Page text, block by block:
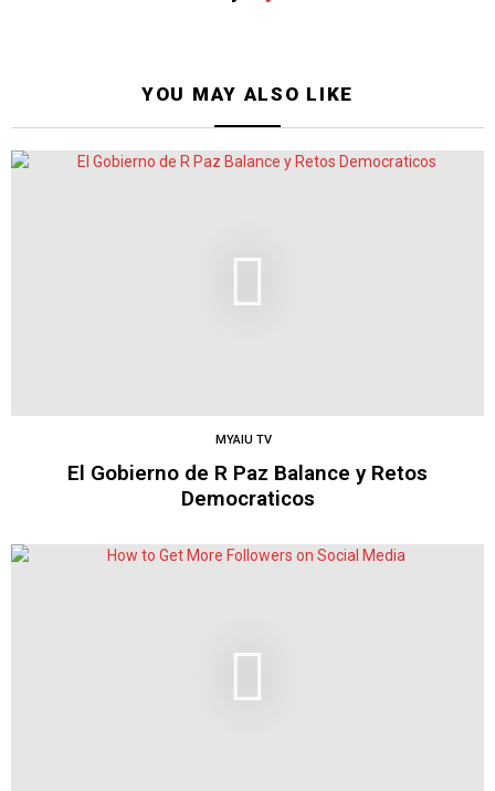
YOU MAY ALSO LIKE
MYAIU TV
El Gobierno de R Paz Balance y Retos
Democraticos